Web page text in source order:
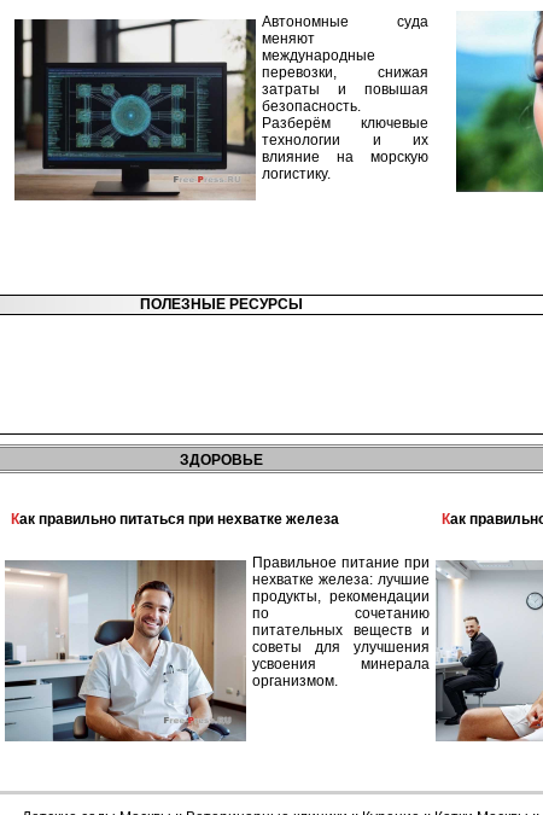
Автономные суда
меняют
международные
перевозки, снижая
затраты и повышая
безопасность.
Разберём ключевые
технологии и их
влияние на морскую
логистику.
ПОЛЕЗНЫЕ РЕСУРСЫ
ЗДОРОВЬЕ
Как правильно питаться при нехватке железа
Правильное питание при
нехватке железа: лучшие
продукты, рекомендации
по сочетанию
питательных веществ и
советы для улучшения
усвоения минерала
организмом.
Как